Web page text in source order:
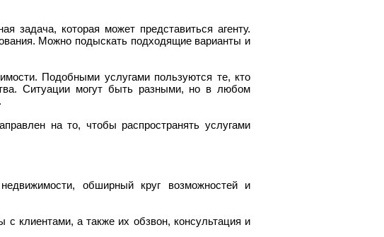
задача, которая может представиться агенту.
Можно подыскать подходящие варианты и
Подобными услугами пользуются те, кто
Ситуации могут быть разными, но в любом
на то, чтобы распространять услугами
обширный круг возможностей и
клиентами, а также их обзвон, консультация и